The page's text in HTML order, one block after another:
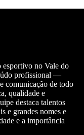
no Vale do
profissional —
comunicação de todo
qualidade e
destaca talentos
e grandes nomes e
e a importância